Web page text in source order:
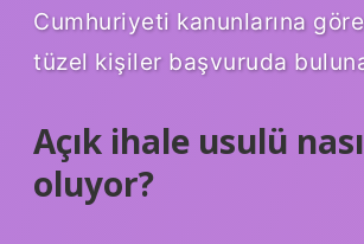
Cumhuriyeti kanunlarına
tüzel kişiler başvuruda
Açık ihale usulü
oluyor?